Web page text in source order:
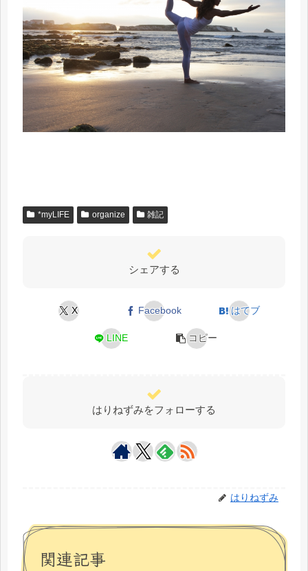
*myLIFE organize 雑記
シェアする
X Facebook はてブ
LINE コピー
はりねずみをフォローする
はりねずみ
関連記事